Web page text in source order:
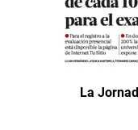
La